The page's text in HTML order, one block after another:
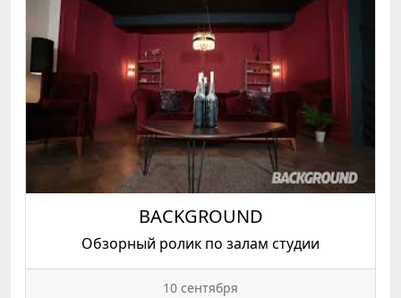
BACKGROUND
Обзорный ролик по залам студии
10 сентября